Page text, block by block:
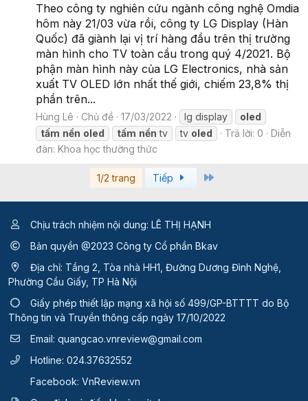
Theo công ty nghiên cứu ngành công nghệ Omdia
hôm này 21/03 vừa rồi, công ty LG Display (Hàn
Quốc) đã giành lại vị trí hàng đầu trên thị trường
màn hình cho TV toàn cầu trong quý 4/2021. Bộ
phận màn hình này của LG Electronics, nhà sản
xuất TV OLED lớn nhất thế giới, chiếm 23,8% thị
phần trên...
Hùng Lê Chủ đề 17/03/2022 lg display
oled
tấm nền oled tấm nền tv tv oled Trả lời: 0
Diễn
đàn: Khoa học thường thức
1/2 trang Tiếp
Chịu trách nhiệm nội dung: LÊ THỊ HẠNH
Bản quyền @2023 Công ty Cổ phần Bkav
Địa chỉ: Tầng 2, Tòa nhà HH1, Đường Dương Đình Nghệ,
Phường Cầu Giấy, TP Hà Nội
Giấy phép thiết lập mạng xã hội số 499/GP-BTTTT do Bộ
Thông tin và Truyền thông cấp ngày 17/10/2022
Email: quangcao.vnreview@gmail.com
Hotline: 024.37632552
Facebook: VnReview.vn